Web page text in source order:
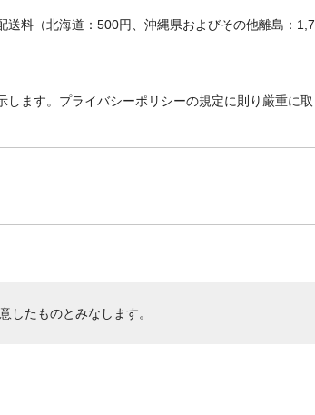
料（北海道：500円、沖縄県およびその他離島：
ます。プライバシーポリシーの規定に則り厳重に取
したものとみなします。